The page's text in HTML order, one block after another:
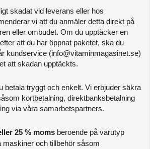
skadat vid leverans eller hos
vi att du anmäler detta direkt på
eller ombudet. Om du upptäcker en
att du har öppnat paketet, ska du
kundservice (info@vitaminmagasinet.se)
att skadan upptäckts.
betala tryggt och enkelt. Vi erbjuder säkra
kortbetalning, direktbanksbetalning
via våra samarbetspartners.
25 % moms beroende på varutyp
maskiner och tillbehör såsom